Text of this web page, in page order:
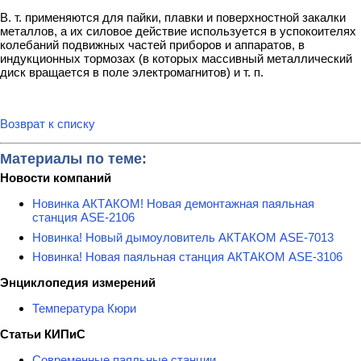
В. т. применяются для пайки, плавки и поверхностной закалки
металлов, а их силовое действие используется в успокоителях
колебаний подвижных частей приборов и аппаратов, в
индукционных тормозах (в которых массивный металлический
диск вращается в поле электромагнитов) и т. п.
Возврат к списку
Материалы по теме:
Новости компаний
Новинка АКТАКОМ! Новая демонтажная паяльная
станция ASE-2106
Новинка! Новый дымоуловитель АКТАКОМ ASE-7013
Новинка! Новая паяльная станция АКТАКОМ ASE-3106
Энциклопедия измерений
Температура Кюри
Статьи КИПиС